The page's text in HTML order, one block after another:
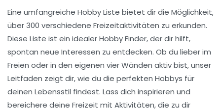
Eine umfangreiche Hobby Liste bietet dir die Möglichkeit,
über 300 verschiedene Freizeitaktivitäten zu erkunden.
Diese Liste ist ein idealerHobby Finder, der dir hilft,
spontan neue Interessen zu entdecken. Ob du lieberim
Freien oder in den eigenen vier Wänden aktiv bist, unser
Leitfaden zeigt dir, wie du die perfekten Hobbys für
deinen Lebensstil findest. Lass dich inspirieren und
bereichere deine Freizeit mit Aktivitäten, die zu dir